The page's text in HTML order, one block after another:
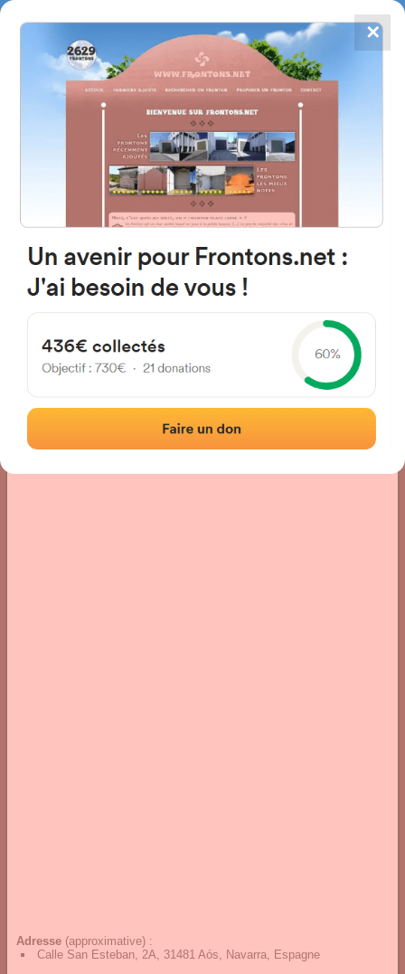
FRONTONS.NET
RECHERCHER UN FRONTON
PROPOSER UN FRONTON
4867
frontons
31481 Aós, Navarra Espagne
Photos Commentaires et avis
Adresse (approximative) :
Calle San Esteban, 2A, 31481 Aós, Navarra, Espagne
✕